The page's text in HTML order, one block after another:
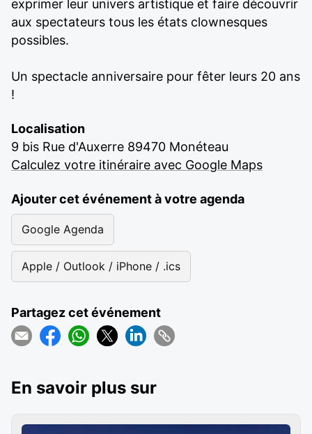
exprimer leur univers artistique et faire découvrir
aux spectateurs tous les états clownesques
possibles.
Un spectacle anniversaire pour fêter leurs 20 ans
!
Localisation
9 bis Rue d'Auxerre 89470 Monéteau
Calculez votre itinéraire avec Google Maps
Ajouter cet événement à votre agenda
Google Agenda
Apple / Outlook / iPhone / .ics
Partagez cet événement
En savoir plus sur